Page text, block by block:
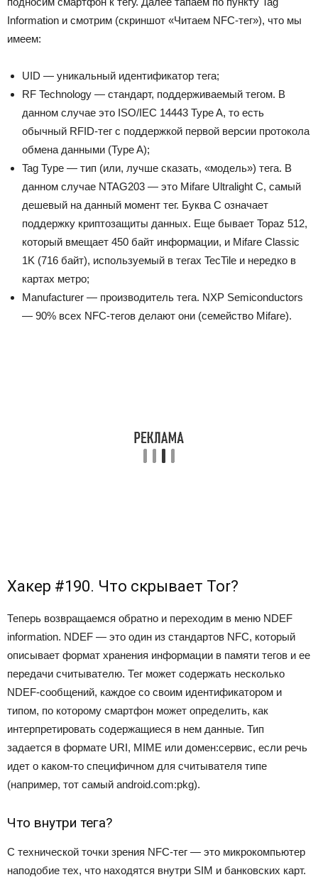
Information и смотрим (скриншот «Читаем NFC-тег»), что мы
имеем:
UID — уникальный идентификатор тега;
RF Technology — стандарт, поддерживаемый тегом. В
данном случае это ISO/IEC 14443 Type A, то есть
обычный RFID-тег c поддержкой первой версии протокола
обмена данными (Type A);
Tag Type — тип (или, лучше сказать, «модель») тега. В
данном случае NTAG203 — это Mifare Ultralight C, самый
дешевый на данный момент тег. Буква C означает
поддержку криптозащиты данных. Еще бывает Topaz 512,
который вмещает 450 байт информации, и Mifare Classic
1K (716 байт), используемый в тегах TecTile и нередко в
картах метро;
Manufacturer — производитель тега. NXP Semiconductors
— 90% всех NFC-тегов делают они (семейство Mifare).
Хакер #190. Что скрывает Tor?
Теперь возвращаемся обратно и переходим в меню NDEF
information. NDEF — это один из стандартов NFC, который
описывает формат хранения информации в памяти тегов и ее
передачи считывателю. Тег может содержать несколько
NDEF-сообщений, каждое со своим идентификатором и
типом, по которому смартфон может определить, как
интерпретировать содержащиеся в нем данные. Тип
задается в формате URI, MIME или домен:сервис, если речь
идет о каком-то специфичном для считывателя типе
(например, тот самый android.com:pkg).
Что внутри тега?
С технической точки зрения NFC-тег — это микрокомпьютер
наподобие тех, что находятся внутри SIM и банковских карт.